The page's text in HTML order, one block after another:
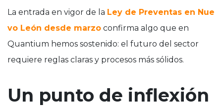
La entrada en vigor de la Ley de Preventas en Nue
vo León desde marzo confirma algo que en
Quantium hemos sostenido: el futuro del sector
requiere reglas claras y procesos más sólidos.
Un punto de inflexión